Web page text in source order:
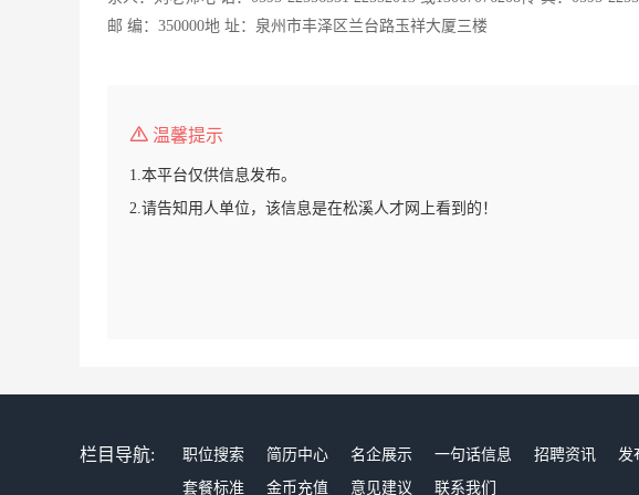
邮 编：350000地 址：泉州市丰泽区兰台路玉祥大厦三楼
温馨提示
1.本平台仅供信息发布。
2.请告知用人单位，该信息是在松溪人才网上看到的！
栏目导航: 职位搜索 简历中心 名企展示 一句话信息 招聘资讯 发
套餐标准
金币充值 意见建议 联系我们